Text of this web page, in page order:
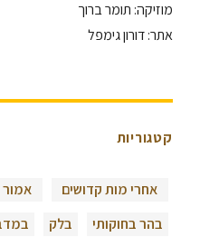
מוזיקה: תומר ברוך
אתר: דורון גימפל
קטגוריות
אחרי מות קדושים אמור
בהר בחוקותי
בלק